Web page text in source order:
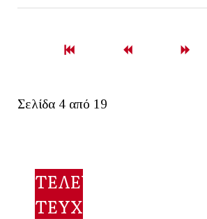
Σελίδα 4 από 19
ΤΕΛΕΥΤΑΙΟ
ΤΕΥΧΟΣ